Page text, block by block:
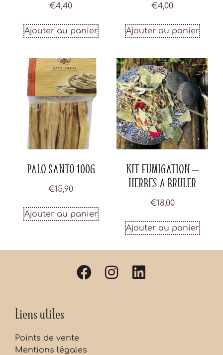
€4,40
Ajouter au panier
€4,00
Ajouter au panier
PALO SANTO 100G
€15,90
Ajouter au panier
KIT FUMIGATION –
HERBES A BRULER
€18,00
Ajouter au panier
Liens utiles
Points de vente
Mentions légales